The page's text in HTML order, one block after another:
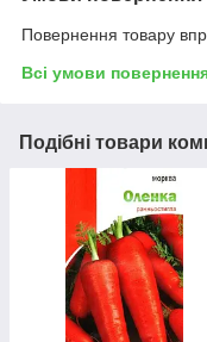
Повернення товару
Всі умови
Подібні товари